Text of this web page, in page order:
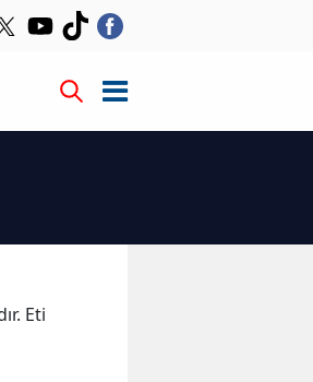
Eti